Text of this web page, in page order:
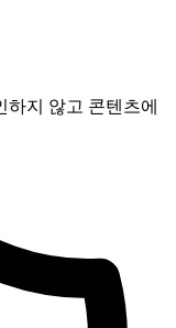
지 않고 콘텐츠에